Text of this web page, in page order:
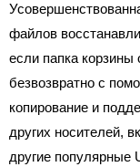
файлов
если папка
безвозвратно с
копирование и
других носителей,
другие популярные